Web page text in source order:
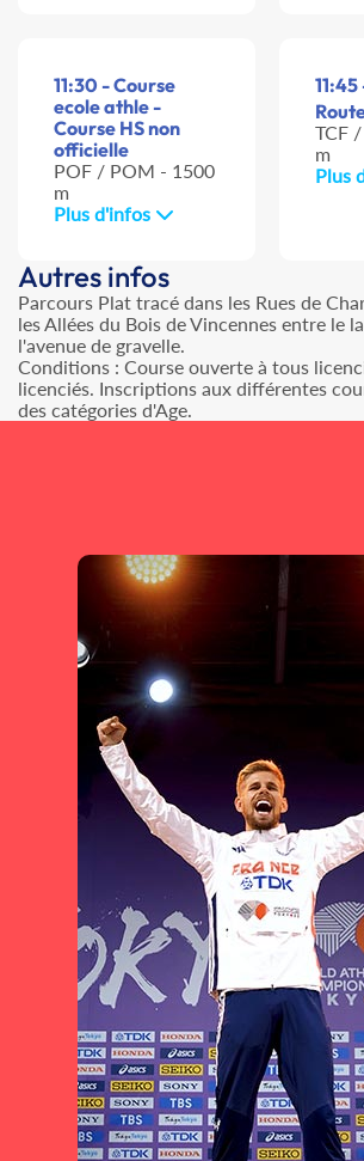
11:30 - Course
ecole athle -
Course HS non
officielle
POF / POM - 1500
m
Plus d'infos
TCF
m
Plus
Autres infos
Parcours Plat tracé dans les Rues de
les Allées du Bois de Vincennes entre le
l'avenue de gravelle.
Conditions : Course ouverte à tous
licenciés. Inscriptions aux différentes
des catégories d'Age.